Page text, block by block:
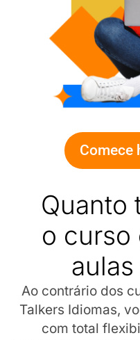
Comece
Quanto
o curso
Ao contrário dos
Talkers Idiomas,
com total